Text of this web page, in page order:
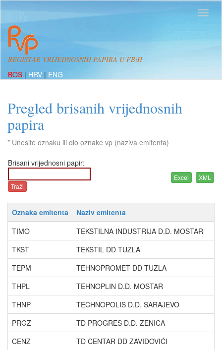
REGISTAR VRIJEDNOSNIH PAPIRA U FBiH
BOS | HRV | ENG
Pregled brisanih vrijednosnih
papira
* Unesite oznaku ili dio oznake vp (naziva emitenta)
Brisani vrijednosni papir:
Oznaka emitenta
Naziv emitenta
TIMO
TEKSTILNA INDUSTRIJA D.D. MOSTAR
TKST
TEKSTIL DD TUZLA
TEPM
TEHNOPROMET DD TUZLA
THPL
TEHNOPLIN D.D. MOSTAR
THNP
TECHNOPOLIS D.D. SARAJEVO
PRGZ
TD PROGRES D.D. ZENICA
CENZ
TD CENTAR DD ZAVIDOVIĆI